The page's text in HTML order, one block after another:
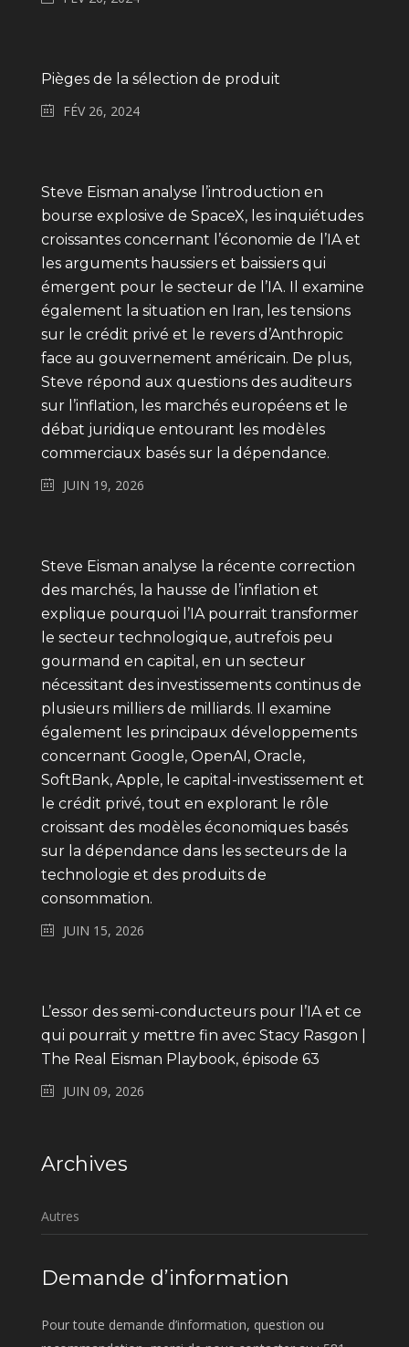
Pièges de la sélection de produit
FÉV 26, 2024
Steve Eisman analyse l’introduction en
bourse explosive de SpaceX, les inquiétudes
croissantes concernant l’économie de l’IA et
les arguments haussiers et baissiers qui
émergent pour le secteur de l’IA. Il examine
également la situation en Iran, les tensions
sur le crédit privé et le revers d’Anthropic
face au gouvernement américain. De plus,
Steve répond aux questions des auditeurs
sur l’inflation, les marchés européens et le
débat juridique entourant les modèles
commerciaux basés sur la dépendance.
JUIN 19, 2026
Steve Eisman analyse la récente correction
des marchés, la hausse de l’inflation et
explique pourquoi l’IA pourrait transformer
le secteur technologique, autrefois peu
gourmand en capital, en un secteur
nécessitant des investissements continus de
plusieurs milliers de milliards. Il examine
également les principaux développements
concernant Google, OpenAI, Oracle,
SoftBank, Apple, le capital-investissement et
le crédit privé, tout en explorant le rôle
croissant des modèles économiques basés
sur la dépendance dans les secteurs de la
technologie et des produits de
consommation.
JUIN 15, 2026
L’essor des semi-conducteurs pour l’IA et ce
qui pourrait y mettre fin avec Stacy Rasgon |
The Real Eisman Playbook, épisode 63
JUIN 09, 2026
Archives
Autres
Demande d’information
Pour toute demande d’information, question ou